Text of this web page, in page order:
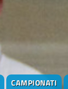
CAMPIONATI